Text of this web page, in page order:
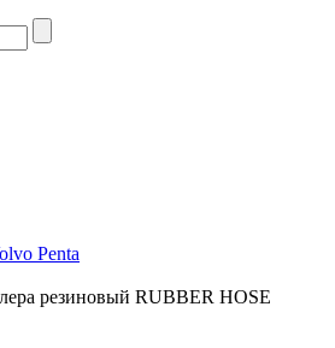
Penta
резиновый RUBBER HOSE